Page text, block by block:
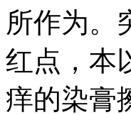
所作为。
红点，本
痒的染膏